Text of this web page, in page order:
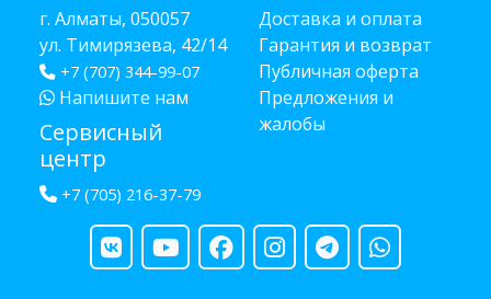
г. Алматы, 050057
ул. Тимирязева, 42/14
+7 (707) 344-99-07
Напишите нам
Сервисный
центр
+7 (705) 216-37-79
Доставка и оплата
Гарантия и возврат
Публичная оферта
Предложения и
жалобы